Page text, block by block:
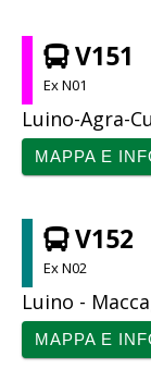
V151
Ex N01
Luino-Agra-
MAPPA E
V152
Ex N02
Luino -
MAPPA E